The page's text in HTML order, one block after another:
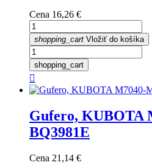
Cena 16,26 €
shopping_cart Vložiť do košíka
shopping_cart

Gufero, KUBOTA
BQ3981E
Cena 21,14 €